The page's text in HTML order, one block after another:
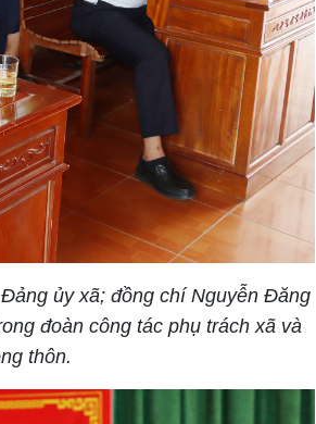
ủy xã; đồng chí Nguyễn Đăng
đoàn công tác phụ trách xã và
thôn.